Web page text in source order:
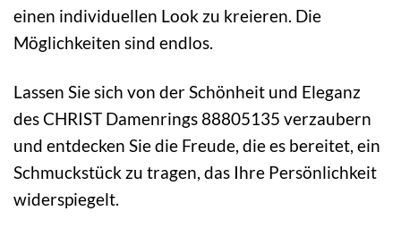
einen individuellen Look zu kreieren. Die
Möglichkeiten sind endlos.
Lassen Sie sich von der Schönheit und Eleganz
des CHRIST Damenrings 88805135 verzaubern
und entdecken Sie die Freude, die es bereitet, ein
Schmuckstück zu tragen, das Ihre Persönlichkeit
widerspiegelt.